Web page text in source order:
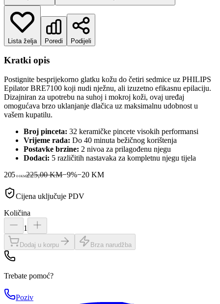
Lista želja Poredi Podijeli
Kratki opis
Postignite besprijekorno glatku kožu do četiri sedmice uz PHILIPS
Epilator BRE7100 koji nudi nježnu, ali izuzetno efikasnu epilaciju.
Dizajniran za upotrebu na suhoj i mokroj koži, ovaj uređaj
omogućava brzo uklanjanje dlačica uz maksimalnu udobnost u
vašem kupatilu.
Broj pinceta: 32 keramičke pincete visokih performansi
Vrijeme rada: Do 40 minuta bežičnog korištenja
Postavke brzine: 2 nivoa za prilagođenu njegu
Dodaci: 5 različitih nastavaka za kompletnu njegu tijela
205 00KM225,00 KM−9%−20 KM
Cijena uključuje PDV
Količina
1
Dodaj u korpu Brza narudžba
Trebate pomoć?
Poziv